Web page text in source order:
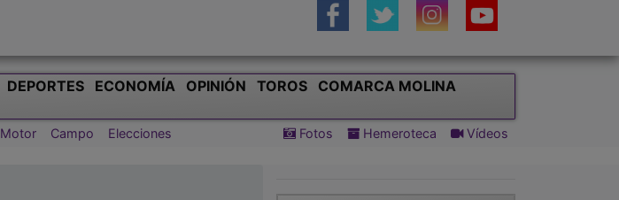
DEPORTES ECONOMÍA OPINIÓN TOROS
COMARCA MOLINA
Motor Campo Elecciones Fotos Hemeroteca Vídeos